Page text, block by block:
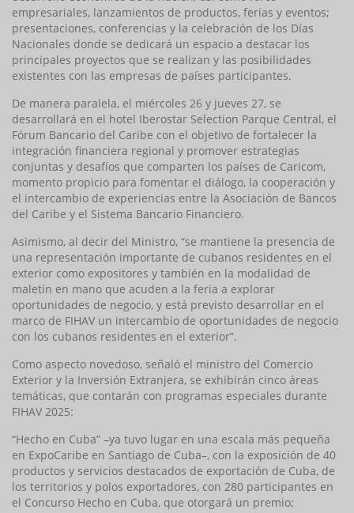
empresariales, lanzamientos de productos, ferias y eventos;
presentaciones, conferencias y la celebración de los Días
Nacionales donde se dedicará un espacio a destacar los
principales proyectos que se realizan y las posibilidades
existentes con las empresas de países participantes.
De manera paralela, el miércoles 26 y jueves 27, se
desarrollará en el hotel Iberostar Selection Parque Central, el
Fórum Bancario del Caribe con el objetivo de fortalecer la
integración financiera regional y promover estrategias
conjuntas y desafíos que comparten los países de Caricom,
momento propicio para fomentar el diálogo, la cooperación y
el intercambio de experiencias entre la Asociación de Bancos
del Caribe y el Sistema Bancario Financiero.
Asimismo, al decir del Ministro, “se mantiene la presencia de
una representación importante de cubanos residentes en el
exterior como expositores y también en la modalidad de
maletín en mano que acuden a la feria a explorar
oportunidades de negocio, y está previsto desarrollar en el
marco de FIHAV un intercambio de oportunidades de negocio
con los cubanos residentes en el exterior”.
Como aspecto novedoso, señaló el ministro del Comercio
Exterior y la Inversión Extranjera, se exhibirán cinco áreas
temáticas, que contarán con programas especiales durante
FIHAV 2025:
“Hecho en Cuba” –ya tuvo lugar en una escala más pequeña
en ExpoCaribe en Santiago de Cuba–, con la exposición de 40
productos y servicios destacados de exportación de Cuba, de
los territorios y polos exportadores, con 280 participantes en
el Concurso Hecho en Cuba, que otorgará un premio;